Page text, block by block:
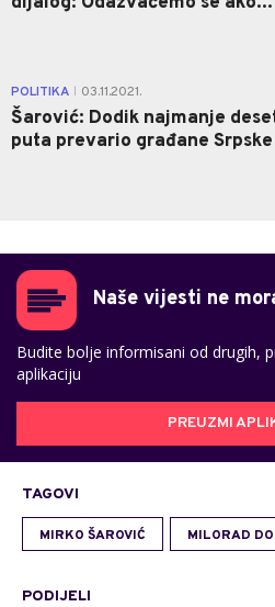
POLITIKA 03.11.2021.
Šarović: Dodik najmanje
puta prevario građane Srpske
Naše vijesti ne
Budite bolje informisani od drugih,
aplikaciju
PREUZMI
TAGOVI
MIRKO ŠAROVIĆ MILORAD
PODIJELI